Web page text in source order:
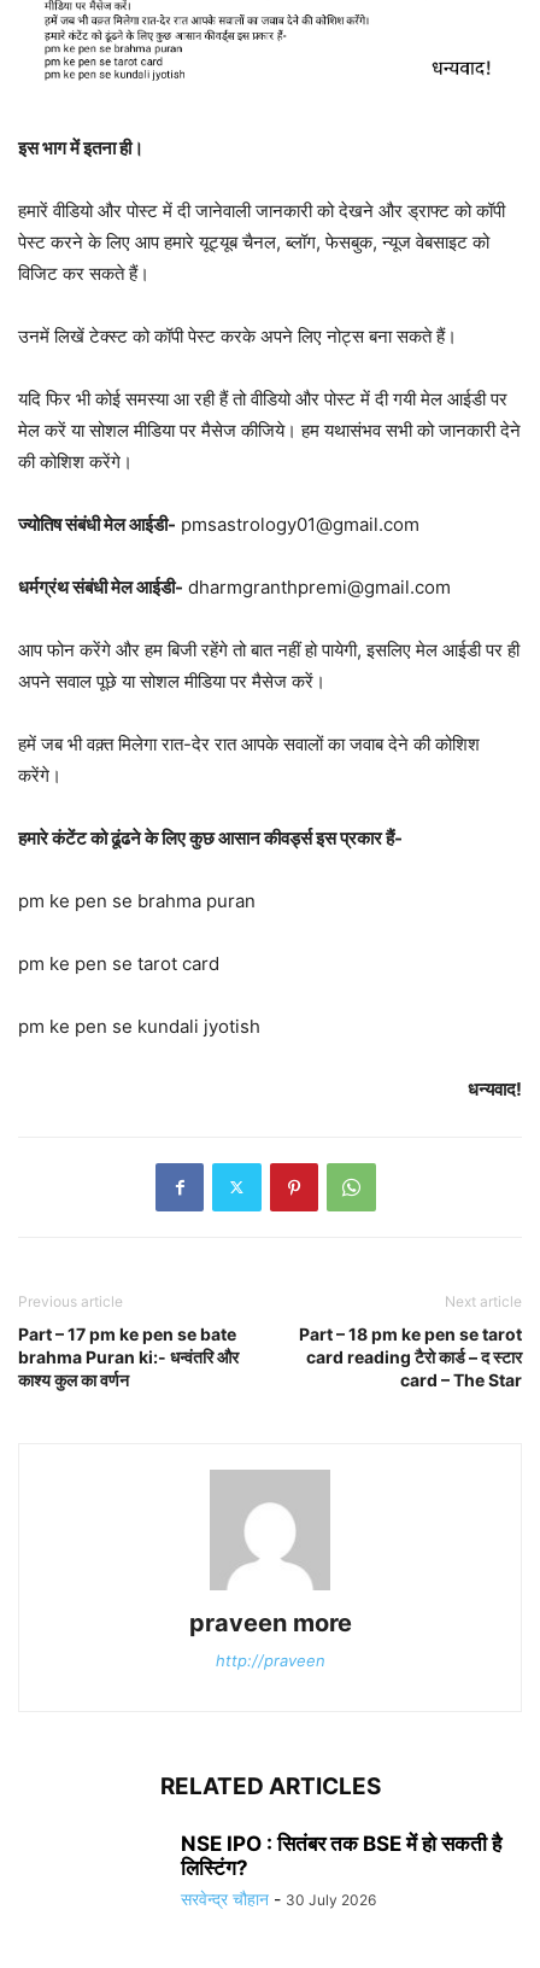
इस भाग में इतना ही।
हमारें वीडियो और पोस्ट में दी जानेवाली जानकारी को देखने और ड्राफ्ट को कॉपी
पेस्ट करने के लिए आप हमारे यूट्यूब चैनल, ब्लॉग, फेसबुक, न्यूज वेबसाइट को
विजिट कर सकते हैं।
उनमें लिखें टेक्स्ट को कॉपी पेस्ट करके अपने लिए नोट्स बना सकते हैं।
यदि फिर भी कोई समस्या आ रही हैं तो वीडियो और पोस्ट में दी गयी मेल आईडी पर
मेल करें या सोशल मीडिया पर मैसेज कीजिये। हम यथासंभव सभी को जानकारी देने
की कोशिश करेंगे।
ज्योतिष संबंधी मेल आईडी- pmsastrology01@gmail.com
धर्मग्रंथ संबंधी मेल आईडी- dharmgranthpremi@gmail.com
आप फोन करेंगे और हम बिजी रहेंगे तो बात नहीं हो पायेगी, इसलिए मेल आईडी पर ही
अपने सवाल पूछे या सोशल मीडिया पर मैसेज करें।
हमें जब भी वक़्त मिलेगा रात-देर रात आपके सवालों का जवाब देने की कोशिश
करेंगे।
हमारे कंटेंट को ढूंढने के लिए कुछ आसान कीवर्ड्स इस प्रकार हैं-
pm ke pen se brahma puran
pm ke pen se tarot card
pm ke pen se kundali jyotish
धन्यवाद!
Previous article
Part – 17 pm ke pen se bate
brahma Puran ki:- धन्वंतरि और
काश्य कुल का वर्णन
Next article
Part – 18 pm ke pen se tarot
card reading टैरो कार्ड – द स्टार
card – The Star
praveen more
http://praveen
RELATED ARTICLES
NSE IPO : सितंबर तक BSE में हो सकती है
लिस्टिंग?
सरवेन्द्र चौहान - 30 July 2026